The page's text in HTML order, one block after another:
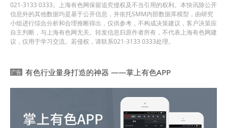
021-3133 0333。上海有色网保留追究侵权及不当引用的权利。本快讯除公开
信息外的其他数据均是基于公开信息，并依托SMM内部数据库模型，由研究
小组进行综合分析和合理推断得出，仅供参考，不构成决策建议，客户决策应
自主判断，与上海有色网无关。转发信息归原作者所有，不代表上海有色网建
议，仅用于学习交流。若侵权，请联系021-3133 0333处理。
有色行业量身打造的神器 ——掌上有色APP